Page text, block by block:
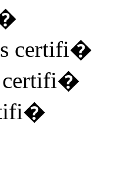
certifi�
�
�